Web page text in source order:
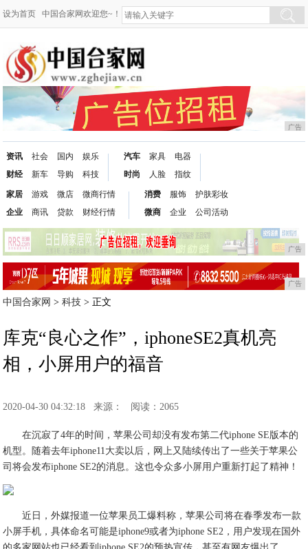
设为首页 中国合家网欢迎您~！
广告
资讯
财经
社会
新车
国内
导购
娱乐
科技
汽车
时尚
家具
人脸
电器
指纹
家居
企业
游戏
商讯
微店
贷款
微商行情
财经行情
消费
微商
服饰
企业
护肤彩妆
公司活动
广告
广告
中国合家网 >科技 > 正文
库克“良心之作”，iphoneSE2真机亮
相，小屏用户的福音
2020-04-30 04:32:18 来源： 阅读：2065
在沉寂了4年的时间，苹果公司却没有发布第二代iphone SE版本的
机型。随着去年iphone11大卖以后，网上又陆续传出了一些关于苹果公
司将会发布iphone SE2的消息。这也令众多小屏用户重新打起了精神！
近日，外媒报道一位苹果员工爆料称，苹果公司将在春季发布一款
小屏手机，具体命名可能是iphone9或者为iphone SE2，用户发现在国外